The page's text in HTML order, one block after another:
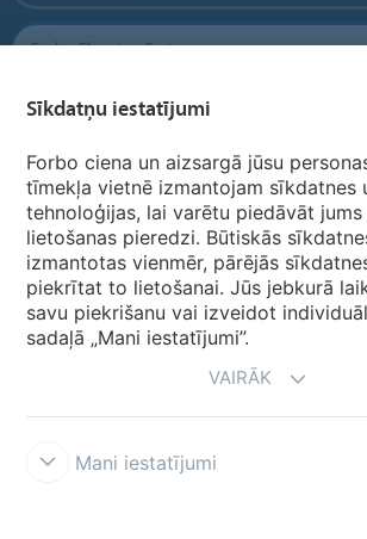
Forbo Flooring Systems
Forbo Movement Systems
Valstu mājas lapas
Izvēlēties valsti
Sīkdatņu iestatījumi
Forbo ciena un aizsargā jūsu
tīmekļa vietnē izmantojam sīkdatnes
tehnoloģijas, lai varētu piedāvāt
lietošanas pieredzi. Būtiskās
izmantotas vienmēr, pārējās
piekrītat to lietošanai. Jūs jebkurā
savu piekrišanu vai izveidot
sadaļā „Mani iestatījumi”.
VAIRĀK
Mani iestatījumi